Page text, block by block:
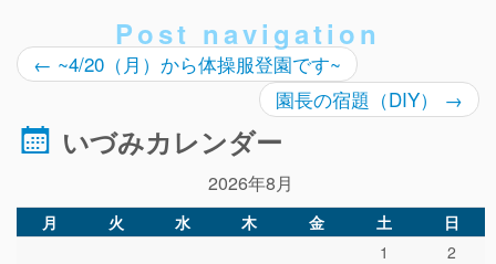
園生活ブログ(2歳児クラス)
体験入園＆園見学
ぴ～ち通信
Post navigation
← ~4/20（月）から体操服登園です~
園長の宿題（DIY） →
いづみカレンダー
2026年8月
月 火 水 木 金 土 日
1
2